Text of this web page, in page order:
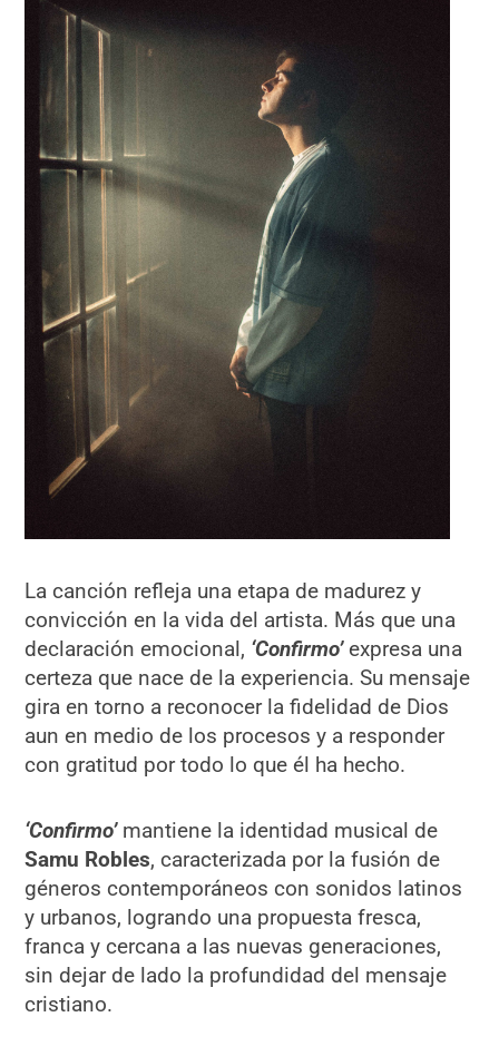
La canción refleja una etapa de madurez y
convicción en la vida del artista. Más que una
declaración emocional, ‘Confirmo’ expresa una
certeza que nace de la experiencia. Su mensaje
gira en torno a reconocer la fidelidad de Dios
aun en medio de los procesos y a responder
con gratitud por todo lo que él ha hecho.
‘Confirmo’ mantiene la identidad musical de
Samu Robles, caracterizada por la fusión de
géneros contemporáneos con sonidos latinos
y urbanos, logrando una propuesta fresca,
franca y cercana a las nuevas generaciones,
sin dejar de lado la profundidad del mensaje
cristiano.